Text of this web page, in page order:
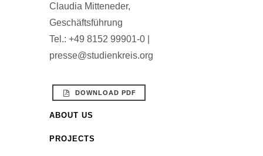
Claudia Mitteneder,
Geschäftsführung
Tel.: +49 8152 99901-0 |
presse@studienkreis.org
DOWNLOAD PDF
ABOUT US
PROJECTS